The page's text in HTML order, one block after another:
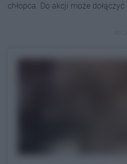
chłopca. Do akcji może